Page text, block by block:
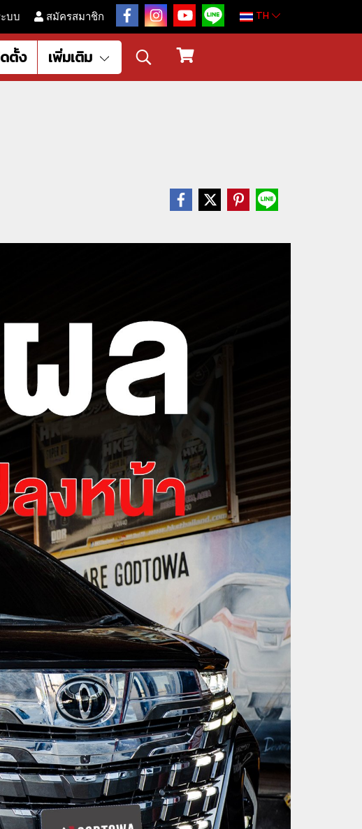
บบ สมัครสมาชิก TH
ตั้ง เพิ่มเติม